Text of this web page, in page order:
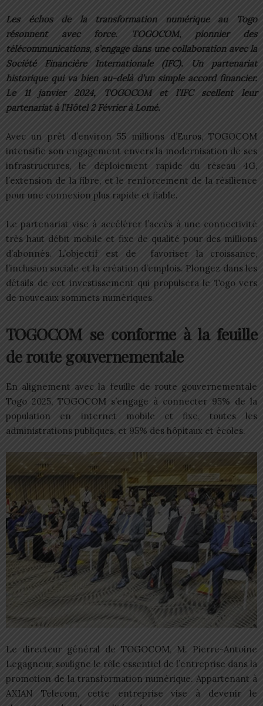
Les échos de la transformation numérique au Togo
résonnent avec force. TOGOCOM, pionnier des
télécommunications, s’engage dans une collaboration avec la
Société Financière Internationale (IFC). Un partenariat
historique qui va bien au-delà d’un simple accord financier.
Le 11 janvier 2024, TOGOCOM et l’IFC scellent leur
partenariat à l’Hôtel 2 Février à Lomé.
Avec un prêt d’environ 55 millions d’Euros, TOGOCOM
intensifie son engagement envers la modernisation de ses
infrastructures, le déploiement rapide du réseau 4G,
l’extension de la fibre, et le renforcement de la résilience
pour une connexion plus rapide et fiable.
Le partenariat vise à accélérer l’accès à une connectivité
très haut débit mobile et fixe de qualité pour des millions
d’abonnés. L’objectif est de favoriser la croissance,
l’inclusion sociale et la création d’emplois. Plongez dans les
détails de cet investissement qui propulsera le Togo vers
de nouveaux sommets numériques.
TOGOCOM se conforme à la feuille
de route gouvernementale
En alignement avec la feuille de route gouvernementale
Togo 2025, TOGOCOM s’engage à connecter 95% de la
population en internet mobile et fixe, toutes les
administrations publiques, et 95% des hôpitaux et écoles.
Le directeur général de TOGOCOM, M. Pierre-Antoine
Legagneur, souligne le rôle essentiel de l’entreprise dans la
promotion de la transformation numérique. Appartenant à
AXIAN Telecom, cette entreprise vise à devenir le